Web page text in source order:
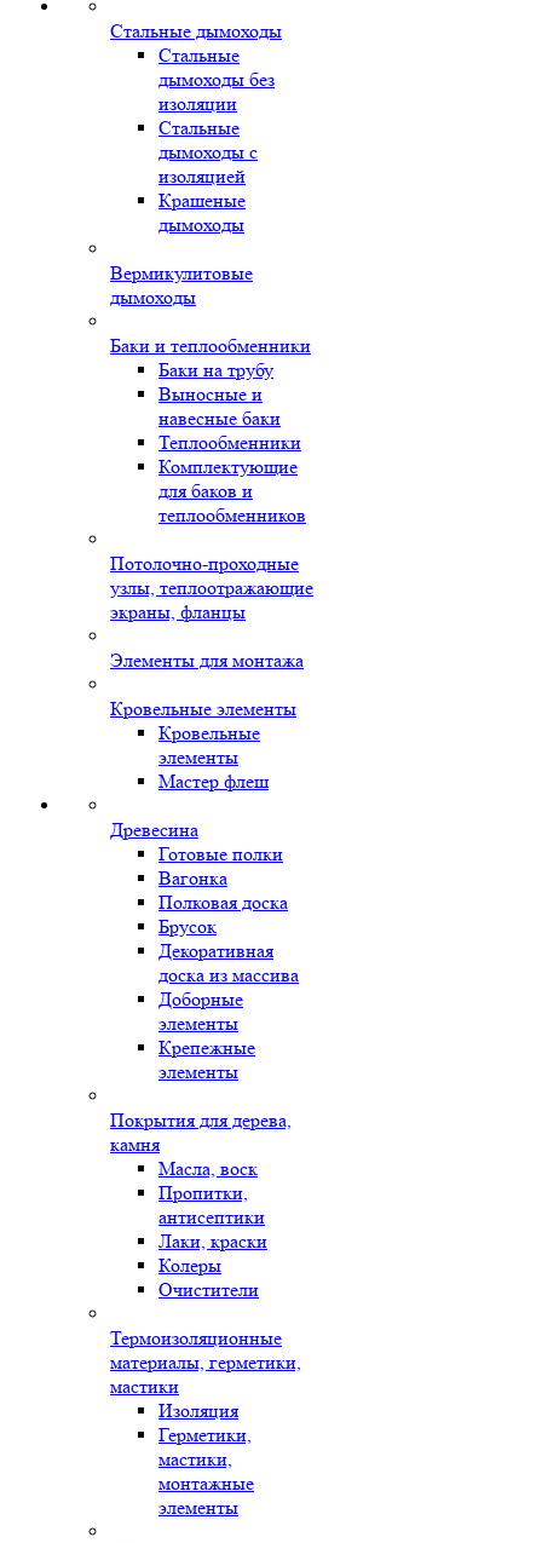
Стальные дымоходы
Стальные
дымоходы без
изоляции
Стальные
дымоходы с
изоляцией
Крашеные
дымоходы
Вермикулитовые
дымоходы
Баки и теплообменники
Баки на трубу
Выносные и
навесные баки
Теплообменники
Комплектующие
для баков и
теплообменников
Потолочно-проходные
узлы, теплоотражающие
экраны, фланцы
Элементы для монтажа
Кровельные элементы
Кровельные
элементы
Мастер флеш
Древесина
Готовые полки
Вагонка
Полковая доска
Брусок
Декоративная
доска из массива
Доборные
элементы
Крепежные
элементы
Покрытия для дерева,
камня
Масла, воск
Пропитки,
антисептики
Лаки, краски
Колеры
Очистители
Термоизоляционные
материалы, герметики,
мастики
Изоляция
Герметики,
мастики,
монтажные
элементы